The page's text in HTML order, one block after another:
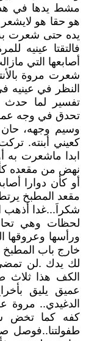
مشط يدها في
هو حقا هو
يده حتى شعرت
فالتقتا عينيه
أصابعها التي
شعرت مروة
النظر في عينيه
تفسير لما حدث
تحدق في وجه
وسيم وجهه، حان
كعيني أبنته.
ابدا ماشعرت به
نهض من مقعده
أو كأن دوارا
مقعد المطبخ
شكراَ...غدا أذهب
لحظات وهي
ورأسها وعروقها
خارج باب
عميق يليق
الدغيدي.. مروة
كفه كما تخض
طفولتنا..فوصل